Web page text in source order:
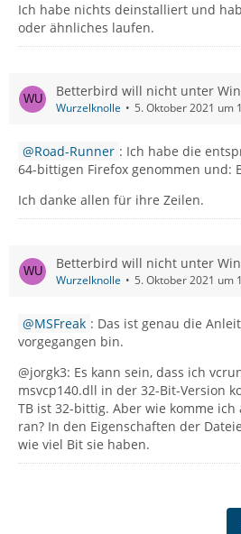
Ich habe nichts deinstalliert und
oder ähnliches laufen.
Betterbird will nicht unter
Wurzelknolle 5. Oktober 2021 um
Road-Runner : Ich habe die
64-bittigen Firefox genommen und:
Ich danke allen für ihre Zeilen.
Betterbird will nicht unter
Wurzelknolle 5. Oktober 2021 um
MSFreak : Das ist genau die
vorgegangen bin.
@jorgk3: Es kann sein, dass ich
msvcp140.dll in der 32-Bit-Version
TB ist 32-bittig. Aber wie komme
ran? In den Eigenschaften der
wie viel Bit sie haben.